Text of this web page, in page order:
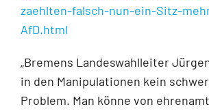
zaehlten-falsch-nun-ein-Sitz-
AfD.html
„Bremens Landeswahlleiter
in den Manipulationen kein
Problem. Man könne von